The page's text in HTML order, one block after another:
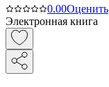
0.00Оценить
Электронная книга